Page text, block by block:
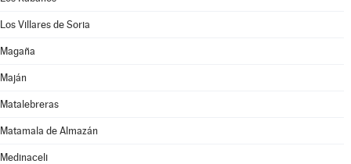
Los Villares de Soria
Magaña
Maján
Matalebreras
Matamala de Almazán
Medinaceli